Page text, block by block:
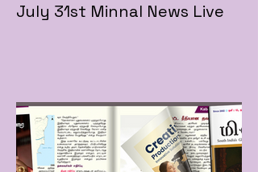
July 31st Minnal News Live